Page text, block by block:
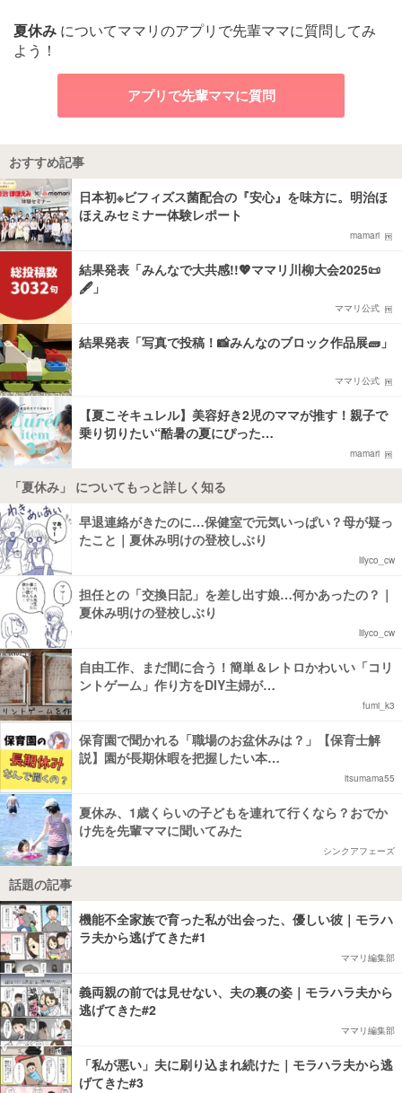
夏休み についてママリのアプリで先輩ママに質問してみ
よう！
アプリで先輩ママに質問
おすすめ記事
日本初※ビフィズス菌配合の『安心』を味方に。明治ほ
ほえみセミナー体験レポート
mamari
結果発表「みんなで大共感!!💖ママリ川柳大会2025📜
🖋️」
ママリ公式
結果発表「写真で投稿！📸みんなのブロック作品展🧱」
ママリ公式
【夏こそキュレル】美容好き2児のママが推す！親子で
乗り切りたい“酷暑の夏にぴった…
mamari
「夏休み」 についてもっと詳しく知る
早退連絡がきたのに…保健室で元気いっぱい？母が疑っ
たこと｜夏休み明けの登校しぶり
lilyco_cw
担任との「交換日記」を差し出す娘…何かあったの？｜
夏休み明けの登校しぶり
lilyco_cw
自由工作、まだ間に合う！簡単＆レトロかわいい「コリ
ントゲーム」作り方をDIY主婦が…
fumi_k3
保育園で聞かれる「職場のお盆休みは？」【保育士解
説】園が長期休暇を把握したい本…
itsumama55
夏休み、1歳くらいの子どもを連れて行くなら？おでか
け先を先輩ママに聞いてみた
シンクアフェーズ
話題の記事
機能不全家族で育った私が出会った、優しい彼｜モラハ
ラ夫から逃げてきた#1
ママリ編集部
義両親の前では見せない、夫の裏の姿｜モラハラ夫から
逃げてきた#2
ママリ編集部
「私が悪い」夫に刷り込まれ続けた｜モラハラ夫から逃
げてきた#3